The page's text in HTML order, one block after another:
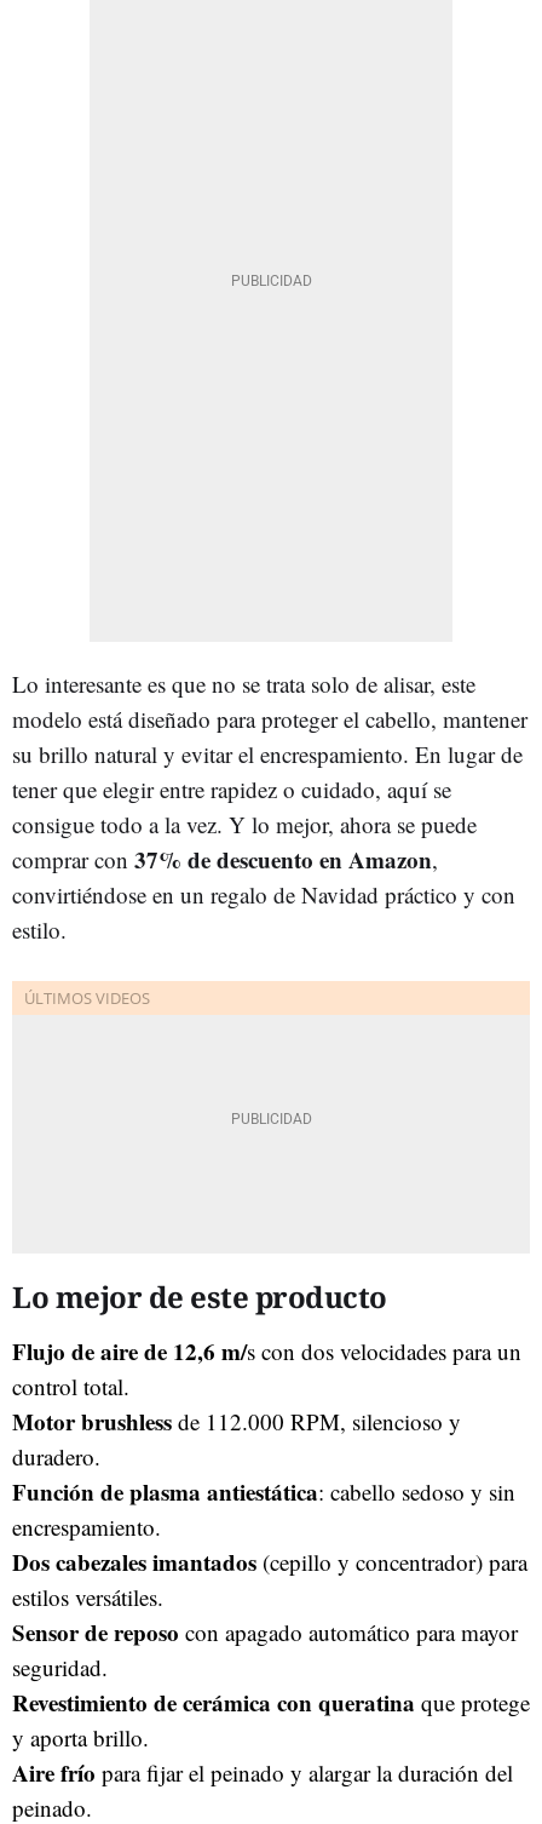
Lo interesante es que no se trata solo de alisar, este
modelo está diseñado para proteger el cabello, mantener
su brillo natural y evitar el encrespamiento. En lugar de
tener que elegir entre rapidez o cuidado, aquí se
consigue todo a la vez. Y lo mejor, ahora se puede
comprar con 37% de descuento en Amazon,
convirtiéndose en un regalo de Navidad práctico y con
estilo.
Lo mejor de este producto
Flujo de aire de 12,6 m/s con dos velocidades para un
control total.
Motor brushless de 112.000 RPM, silencioso y
duradero.
Función de plasma antiestática: cabello sedoso y sin
encrespamiento.
Dos cabezales imantados (cepillo y concentrador) para
estilos versátiles.
Sensor de reposo con apagado automático para mayor
seguridad.
Revestimiento de cerámica con queratina que protege
y aporta brillo.
Aire frío para fijar el peinado y alargar la duración del
peinado.